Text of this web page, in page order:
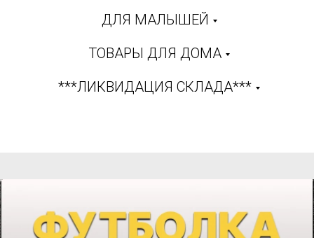
ДЛЯ МАЛЫШЕЙ
ТОВАРЫ ДЛЯ ДОМА
***ЛИКВИДАЦИЯ СКЛАДА***